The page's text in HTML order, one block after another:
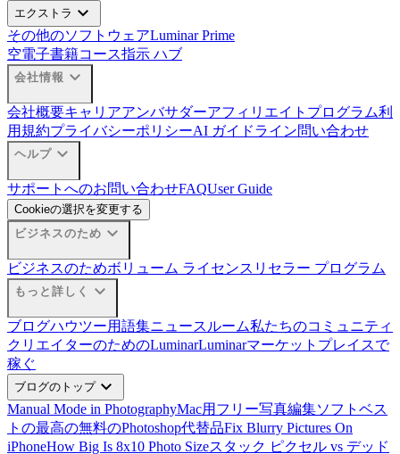
エクストラ expand_more
その他のソフトウェアLuminar Prime
空電子書籍コース指示 ハブ
会社情報 expand_more
会社概要キャリアアンバサダーアフィリエイトプログラム利
用規約プライバシーポリシーAI ガイドライン問い合わせ
ヘルプ expand_more
サポートへのお問い合わせFAQUser Guide
Cookieの選択を変更する
ビジネスのため expand_more
ビジネスのためボリューム ライセンス リセラー プログラム
もっと詳しく expand_more
ブログハウツー用語集ニュースルーム私たちのコミュニティ
クリエイターのためのLuminarLuminarマーケットプレイスで
稼ぐ
ブログのトップexpand_more
Manual Mode in PhotographyMac用フリー写真編集ソフトベス
ト の最高の無料のPhotoshop代替品Fix Blurry Pictures On
iPhoneHow Big Is 8x10 Photo Sizeスタック ピクセル vs デッド